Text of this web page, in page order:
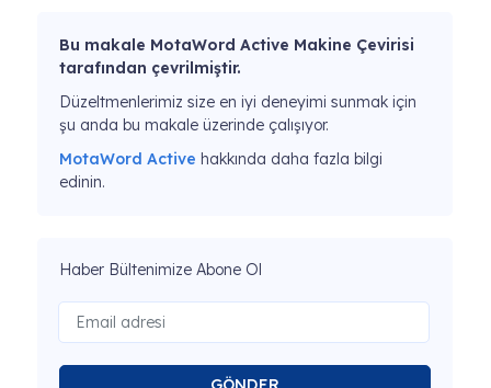
Bu makale MotaWord Active Makine Çevirisi
tarafından çevrilmiştir.
Düzeltmenlerimiz size en iyi deneyimi sunmak için
şu anda bu makale üzerinde çalışıyor.
MotaWord Active hakkında daha fazla bilgi
edinin.
Haber Bültenimize Abone Ol